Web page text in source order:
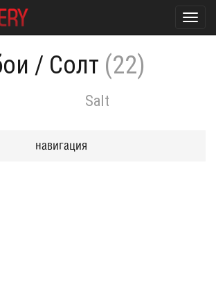
/ Солт (22)
Salt
навигация